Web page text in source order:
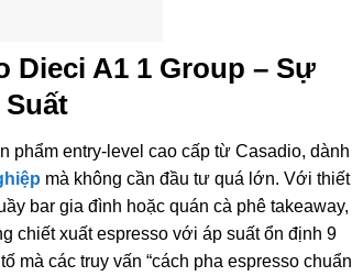
Dieci A1 1 Group – Sự
Suất
phẩm entry-level cao cấp từ Casadio, dành
mà không cần đầu tư quá lớn. Với thiết
bar gia đình hoặc quán cà phê takeaway,
chiết xuất espresso với áp suất ổn định 9
mà các truy vấn “cách pha espresso chuẩn